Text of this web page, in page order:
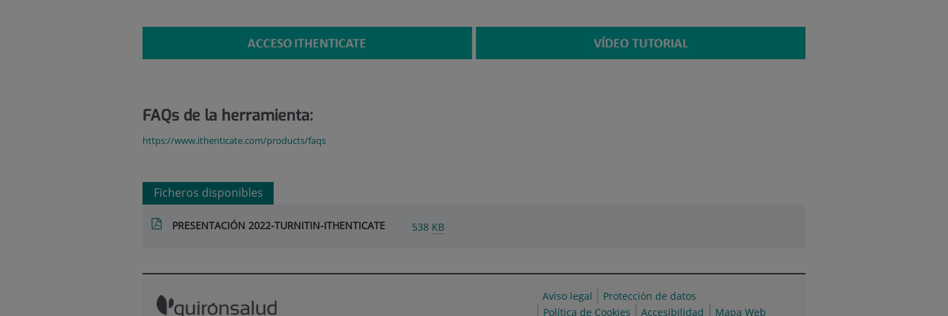
FAQs de la herramienta:
https://www.ithenticate.com/products/faqs
Ficheros disponibles
PRESENTACIÓN 2022-TURNITIN-ITHENTICATE 538 KB
Aviso legal
Protección de datos
Política de Cookies
Accesibilidad Mapa Web